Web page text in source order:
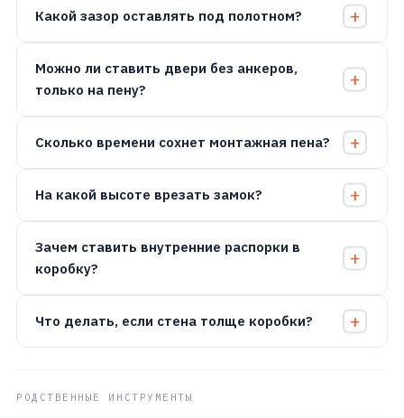
Какой зазор оставлять под полотном?
Можно ли ставить двери без анкеров,
только на пену?
Сколько времени сохнет монтажная пена?
На какой высоте врезать замок?
Зачем ставить внутренние распорки в
коробку?
Что делать, если стена толще коробки?
РОДСТВЕННЫЕ ИНСТРУМЕНТЫ